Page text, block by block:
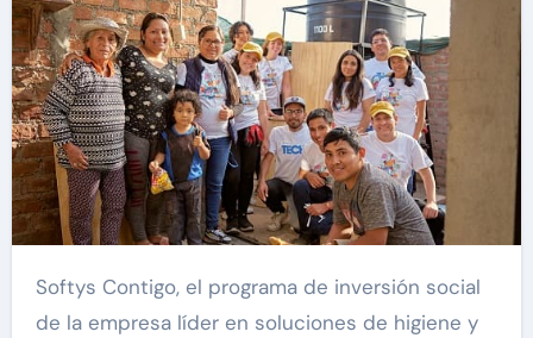
Softys Contigo, el programa de inversión social
de la empresa líder en soluciones de higiene y